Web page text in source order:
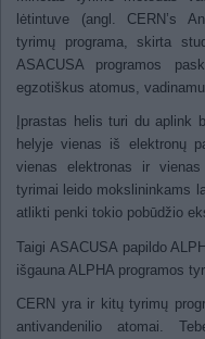
lėtintuve (angl. CERN’s
tyrimų programa, skirta
ASACUSA programos
egzotiškus atomus,
Įprastas helis turi du aplink
helyje vienas iš elektronų
vienas elektronas ir
tyrimai leido mokslininkams
atlikti penki tokio pobūdžio
Taigi ASACUSA papildo
išgauna ALPHA programos
CERN yra ir kitų tyrimų
antivandenilio atomai.